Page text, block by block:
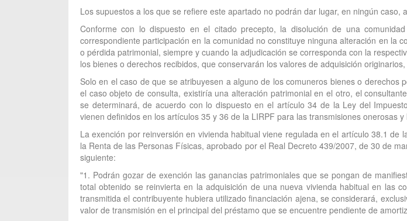
Los supuestos a los que se refiere este apartado no podrán dar lugar, en ningún caso,
Conforme con lo dispuesto en el citado precepto, la disolución de una
correspondiente participación en la comunidad no constituye ninguna alteración en la
o pérdida patrimonial, siempre y cuando la adjudicación se corresponda con la
los bienes o derechos recibidos, que conservarán los valores de adquisición
Solo en el caso de que se atribuyesen a alguno de los comuneros bienes o
el caso objeto de consulta, existiría una alteración patrimonial en el otro, el
se determinará, de acuerdo con lo dispuesto en el artículo 34 de la Ley del
vienen definidos en los artículos 35 y 36 de la LIRPF para las transmisiones onerosas
La exención por reinversión en vivienda habitual viene regulada en el artículo 38.1
la Renta de las Personas Físicas, aprobado por el Real Decreto 439/2007, de 30 de
siguiente:
"1. Podrán gozar de exención las ganancias patrimoniales que se pongan de
total obtenido se reinvierta en la adquisición de una nueva vivienda habitual en las
transmitida el contribuyente hubiera utilizado financiación ajena, se considerará,
valor de transmisión en el principal del préstamo que se encuentre pendiente de